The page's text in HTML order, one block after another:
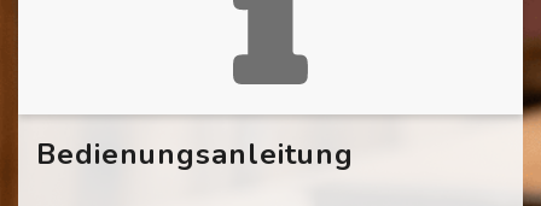
Bedienungsanleitung